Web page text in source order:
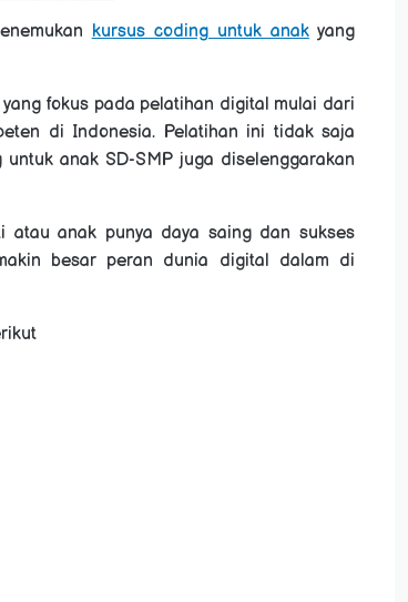
kursus coding untuk anakyang
fokus pada pelatihan digital mulai dari
di Indonesia. Pelatihan ini tidak saja
untuk anak SD-SMP juga diselenggarakan
anak punya daya saing dan sukses
besar peran dunia digital dalam di